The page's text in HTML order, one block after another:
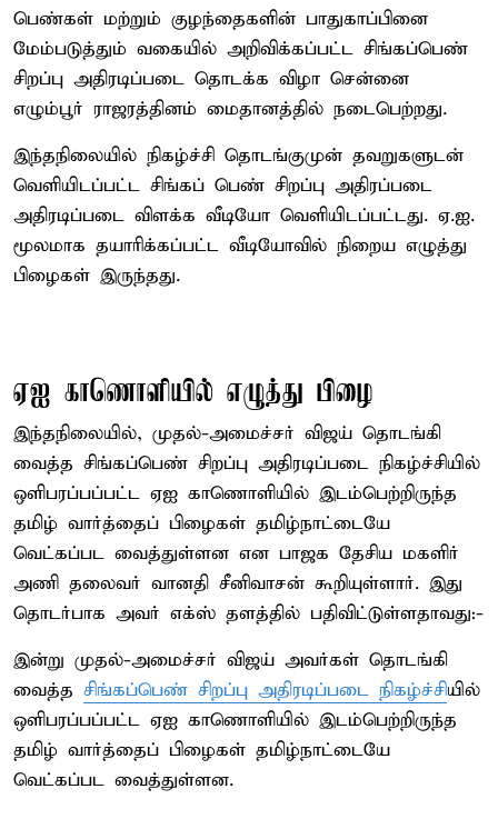
பெண்கள் மற்றும் குழந்தைகளின் பாதுகாப்பினை
மேம்படுத்தும் வகையில் அறிவிக்கப்பட்ட சிங்கப்பெண்
சிறப்பு அதிரடிப்படை தொடக்க விழா சென்னை
எழும்பூர் ராஜரத்தினம் மைதானத்தில் நடைபெற்றது.
இந்தநிலையில் நிகழ்ச்சி தொடங்குமுன் தவறுகளுடன்
வெளியிடப்பட்ட சிங்கப் பெண் சிறப்பு அதிரப்படை
அதிரடிப்படை விளக்க வீடியோ வெளியிடப்பட்டது. ஏ.ஐ.
மூலமாக தயாரிக்கப்பட்ட வீடியோவில் நிறைய எழுத்து
பிழைகள் இருந்தது.
ஏஐ காணொளியில் எழுத்து பிழை
இந்தநிலையில், முதல்-அமைச்சர் விஜய் தொடங்கி
வைத்த சிங்கப்பெண் சிறப்பு அதிரடிப்படை நிகழ்ச்சியில்
ஒளிபரப்பப்பட்ட ஏஐ காணொளியில் இடம்பெற்றிருந்த
தமிழ் வார்த்தைப் பிழைகள் தமிழ்நாட்டையே
வெட்கப்பட வைத்துள்ளன என பாஜக தேசிய மகளிர்
அணி தலைவர் வானதி சீனிவாசன் கூறியுள்ளார். இது
தொடர்பாக அவர் எக்ஸ் தளத்தில் பதிவிட்டுள்ளதாவது:-
இன்று முதல்-அமைச்சர் விஜய் அவர்கள் தொடங்கி
வைத்த சிங்கப்பெண் சிறப்பு அதிரடிப்படை நிகழ்ச்சியில்
ஒளிபரப்பப்பட்ட ஏஐ காணொளியில் இடம்பெற்றிருந்த
தமிழ் வார்த்தைப் பிழைகள் தமிழ்நாட்டையே
வெட்கப்பட வைத்துள்ளன.